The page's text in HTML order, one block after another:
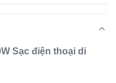
Sạc điện thoại di